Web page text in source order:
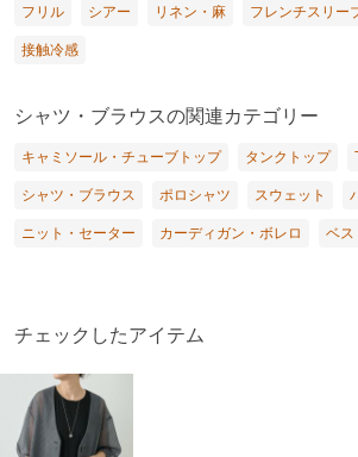
フリル シアー リネン・麻 フレンチスリー
接触冷感
シャツ・ブラウスの関連カテゴリー
キャミソール・チューブトップ タンクトップ
シャツ・ブラウス ポロシャツ スウェット
ニット・セーター カーディガン・ボレロ ベス
チェックしたアイテム